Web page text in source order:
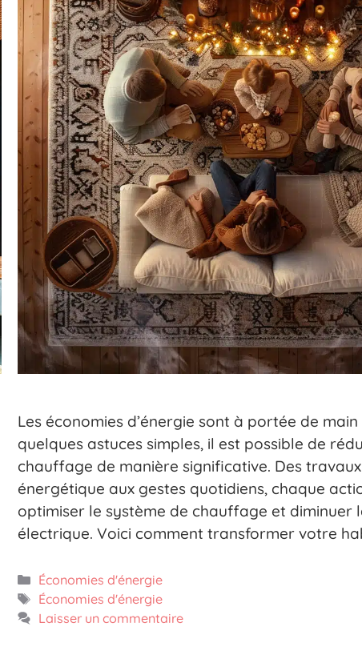
Les économies d’énergie sont à portée de
quelques astuces simples, il est possible de
chauffage de manière significative. Des
énergétique aux gestes quotidiens, chaque
optimiser le système de chauffage et diminuer
électrique. Voici comment transformer votre
Catégories
Économies d'énergie
Étiquettes
Économies d'énergie
Laisser un commentaire